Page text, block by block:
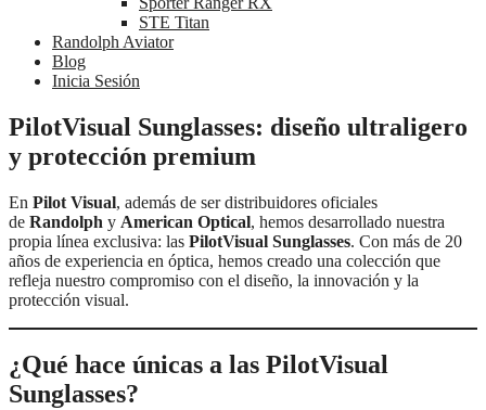
STE Titan
Randolph Aviator
Blog
Inicia Sesión
PilotVisual Sunglasses: diseño ultraligero
y protección premium
En Pilot Visual, además de ser distribuidores oficiales
de Randolph y American Optical, hemos desarrollado nuestra
propia línea exclusiva: las PilotVisual Sunglasses. Con más de 20
años de experiencia en óptica, hemos creado una colección que
refleja nuestro compromiso con el diseño, la innovación y la
protección visual.
¿Qué hace únicas a las PilotVisual
Sunglasses?